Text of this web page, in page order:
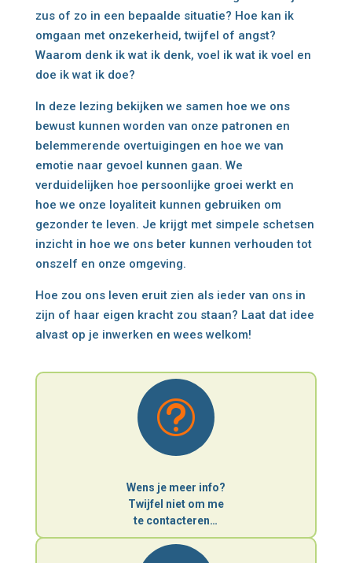
zus of zo in een bepaalde situatie? Hoe kan ik
omgaan met onzekerheid, twijfel of angst?
Waarom denk ik wat ik denk, voel ik wat ik voel en
doe ik wat ik doe?
In deze lezing bekijken we samen hoe we ons
bewust kunnen worden van onze patronen en
belemmerende overtuigingen en hoe we van
emotie naar gevoel kunnen gaan. We
verduidelijken hoe persoonlijke groei werkt en
hoe we onze loyaliteit kunnen gebruiken om
gezonder te leven. Je krijgt met simpele schetsen
inzicht in hoe we ons beter kunnen verhouden tot
onszelf en onze omgeving.
Hoe zou ons leven eruit zien als ieder van ons in
zijn of haar eigen kracht zou staan? Laat dat idee
alvast op je inwerken en wees welkom!
t
Wens je meer info?
Twijfel niet om me
te contacteren…